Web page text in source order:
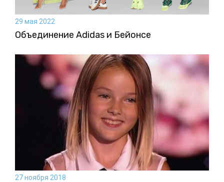
29 мая 2022
Объединение Adidas и Бейонсе
27 ноября 2018